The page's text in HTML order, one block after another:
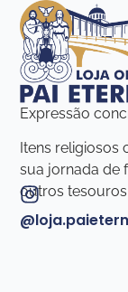
Expressão
Itens
sua jornada de
outros